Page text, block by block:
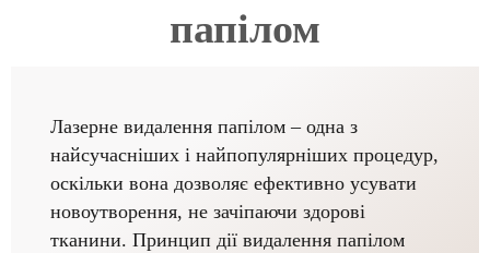
папілом
Лазерне видалення папілом – одна з
найсучасніших і найпопулярніших процедур,
оскільки вона дозволяє ефективно усувати
новоутворення, не зачіпаючи здорові
тканини. Принцип дії видалення папілом